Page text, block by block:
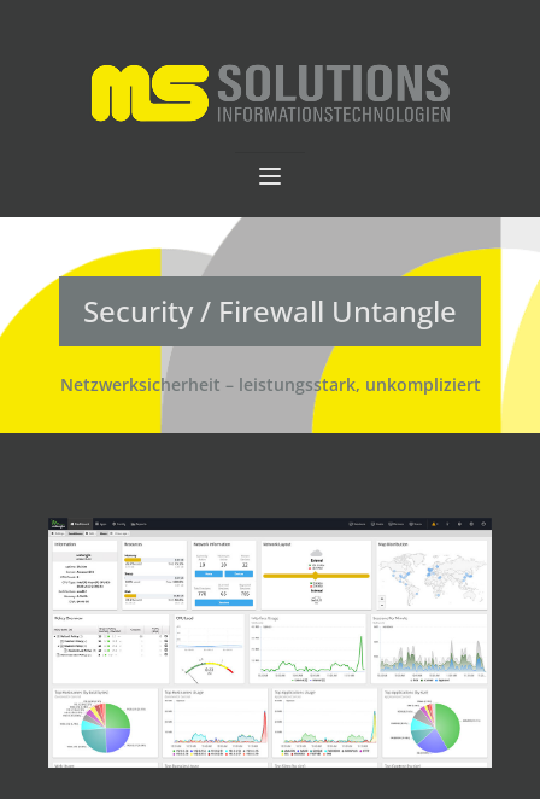
Security / Firewall Untangle
Netzwerksicherheit – leistungsstark, unkompliziert